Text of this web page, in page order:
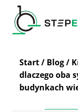
Przejdź
treści
Start/ Blog/
dlaczego oba
budynkach